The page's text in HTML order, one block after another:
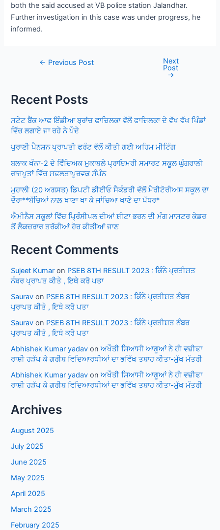
both the said accused at VB police station Jalandhar.
Further investigation in this case was under progress, he
informed.
Post← Previous Post Next
Post
→
Recent Posts
ਸਟੇਟ ਬੈਂਕ ਆਫ ਇੰਡੀਆ ਬ੍ਰਾਂਚ ਫਾਜ਼ਿਲਕਾ ਵੱਲੋਂ ਫਾਜ਼ਿਲਕਾ ਦੇ ਵੱਖ ਵੱਖ ਪਿੰਡਾਂ
ਵਿੱਚ ਲਗਾਏ ਜਾ ਰਹੇ ਨੇ ਪੌਦੇ
ਪੁਰਾਣੀ ਪੈਨਸ਼ਨ ਪ੍ਰਾਪਤੀ ਫਰੰਟ ਵੱਲੋਂ ਕੀਤੀ ਗਈ ਅਹਿਮ ਮੀਟਿੰਗ
ਬਲਾਕ ਖੰਨਾ-2 ਦੇ ਵਿਁਦਿਅਕ ਮੁਕਾਬਲੇ ਪ੍ਰਾਇਮਰੀ ਸਮਾਰਟ ਸਕੂਲ ਘੁੰਗਰਾਲੀ
ਰਾਜਪੂਤਾਂ ਵਿੱਚ ਸਫਲਤਾਪੂਰਵਕ ਸੰਪੰਨ
ਮੁਹਾਲੀ (20 ਅਗਸਤ) ਡਿਪਟੀ ਡੀਈਓ ਸੈਕੰਡਰੀ ਵੱਲੋਂ ਮੈਰੀਟੋਰੀਅਸ ਸਕੂਲ ਦਾ
ਦੌਰਾ**ਬੱਚਿਆਂ ਨਾਲ਼ ਖਾਣਾ ਖਾ ਕੇ ਜਾਂਚਿਆ ਖਾਣੇ ਦਾ ਪੱਧਰ*
ਐਮੀਨੈਸ ਸਕੂਲਾਂ ਵਿੱਚ ਪ੍ਰਿੰਸੀਪਲ ਦੀਆਂ ਸ਼ੀਟਾ ਭਰਨ ਦੀ ਮੰਗ ਮਾਸਟਰ ਕੇਡਰ
ਤੋਂ ਲੈਕਚਰਾਰ ਤਰੱਕੀਆਂ ਹੋਰ ਕੀਤੀਆਂ ਜਾਣ
Recent Comments
Sujeet Kumar on PSEB 8TH RESULT 2023 : ਕਿੰਨੇ ਪ੍ਰਤੀਸ਼ਤ
ਨੰਬਰ ਪ੍ਰਾਪਤ ਕੀਤੇ , ਇਥੇ ਕਰੋ ਪਤਾ
Saurav on PSEB 8TH RESULT 2023 : ਕਿੰਨੇ ਪ੍ਰਤੀਸ਼ਤ ਨੰਬਰ
ਪ੍ਰਾਪਤ ਕੀਤੇ , ਇਥੇ ਕਰੋ ਪਤਾ
Saurav on PSEB 8TH RESULT 2023 : ਕਿੰਨੇ ਪ੍ਰਤੀਸ਼ਤ ਨੰਬਰ
ਪ੍ਰਾਪਤ ਕੀਤੇ , ਇਥੇ ਕਰੋ ਪਤਾ
Abhishek Kumar yadav onਅਖੌਤੀ ਸਿਆਸੀ ਆਗੂਆਂ ਨੇ ਹੀ ਵਜ਼ੀਫਾ
ਰਾਸ਼ੀ ਹੜੱਪ ਕੇ ਗਰੀਬ ਵਿਦਿਆਰਥੀਆਂ ਦਾ ਭਵਿੱਖ ਤਬਾਹ ਕੀਤਾ-ਮੁੱਖ ਮੰਤਰੀ
Abhishek Kumar yadav onਅਖੌਤੀ ਸਿਆਸੀ ਆਗੂਆਂ ਨੇ ਹੀ ਵਜ਼ੀਫਾ
ਰਾਸ਼ੀ ਹੜੱਪ ਕੇ ਗਰੀਬ ਵਿਦਿਆਰਥੀਆਂ ਦਾ ਭਵਿੱਖ ਤਬਾਹ ਕੀਤਾ-ਮੁੱਖ ਮੰਤਰੀ
Archives
August 2025
July 2025
June 2025
May 2025
April 2025
March 2025
February 2025